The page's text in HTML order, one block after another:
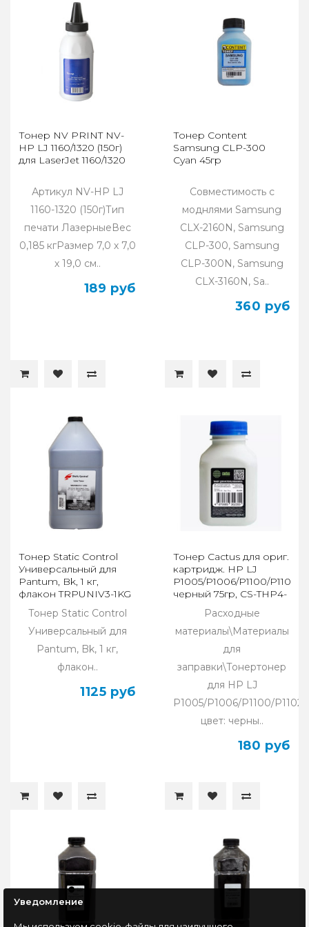
Тонер NV PRINT NV-
HP LJ 1160/1320 (150г)
для LaserJet 1160/1320
Артикул NV-HP LJ
1160-1320 (150г)Тип
печати ЛазерныеВес
0,185 кгРазмер 7,0 х 7,0
х 19,0 см..
189 руб
Тонер Content
Samsung CLP-300
Cyan 45гр
Совместимость с
моднлями Samsung
CLX-2160N, Samsung
CLP-300, Samsung
CLP-300N, Samsung
CLX-3160N, Sa..
360 руб
Тонер Static Control
Универсальный для
Pantum, Bk, 1 кг,
флакон TRPUNIV3-1KG
Тонер Static Control
Универсальный для
Pantum, Bk, 1 кг,
флакон..
1125 руб
Тонер Cactus для ориг.
картридж. HP LJ
P1005/P1006/P1100/P1102/
черный 75гр, CS-THP4-
Расходные
материалы\Материалы
для
заправки\Тонертонер
для HP LJ
P1005/P1006/P1100/P1102,
цвет: черны..
180 руб
Уведомление